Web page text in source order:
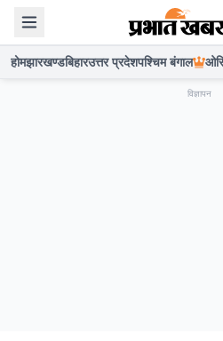
होमझारखण्डबिहारउत्तर प्रदेशपश्चिम बंगाल
विज्ञापन